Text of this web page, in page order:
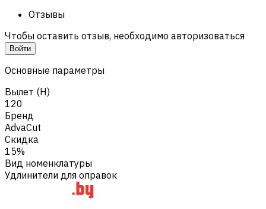
Отзывы
Чтобы оставить отзыв, необходимо авторизоваться
Войти
Основные параметры
Вылет (H)
120
Бренд
AdvaCut
Скидка
15%
Вид номенклатуры
Удлинители для оправок